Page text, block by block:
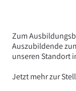
Zum
Auszubildende
unseren Standort
Jetzt mehr zur